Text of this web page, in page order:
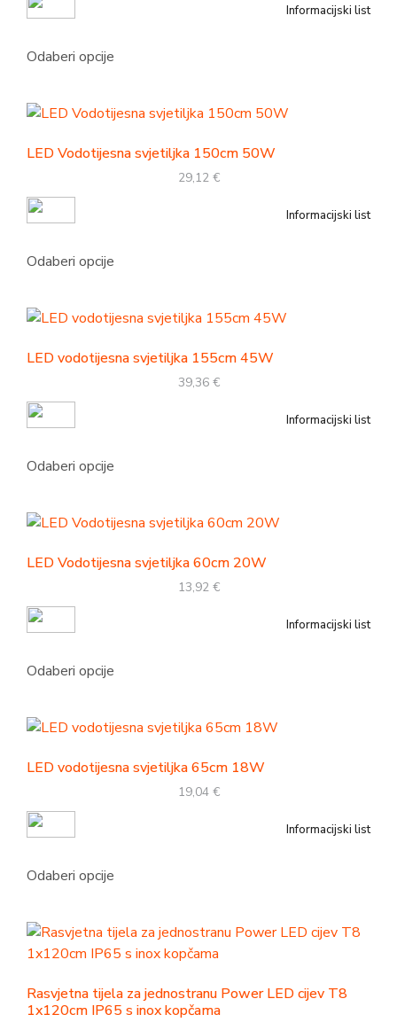
Informacijski list
Odaberi opcije
LED Vodotijesna svjetiljka 150cm 50W
29,12 €
Informacijski list
Odaberi opcije
LED vodotijesna svjetiljka 155cm 45W
39,36 €
Informacijski list
Odaberi opcije
LED Vodotijesna svjetiljka 60cm 20W
13,92 €
Informacijski list
Odaberi opcije
LED vodotijesna svjetiljka 65cm 18W
19,04 €
Informacijski list
Odaberi opcije
Rasvjetna tijela za jednostranu Power LED cijev T8
1x120cm IP65 s inox kopčama